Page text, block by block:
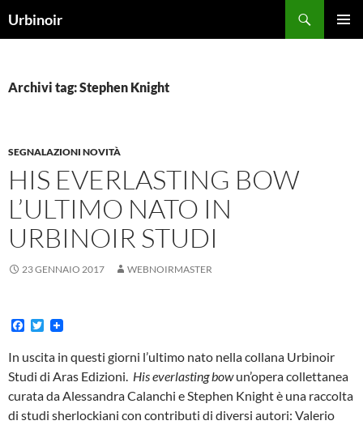
Urbinoir
Archivi tag: Stephen Knight
SEGNALAZIONI NOVITÀ
HIS EVERLASTING BOW
L’ULTIMO NATO IN
URBINOIR STUDI
23 GENNAIO 2017 WEBNOIRMASTER
F
e
b
o
k
T
i
t
t
r
In uscita in questi giorni l’ultimo nato nella collana Urbinoir
Studi di Aras Edizioni. His everlasting bowun’opera collettanea
curata da Alessandra Calanchi e Stephen Knight è una raccolta
di studi sherlockiani con contributi di diversi autori: Valerio